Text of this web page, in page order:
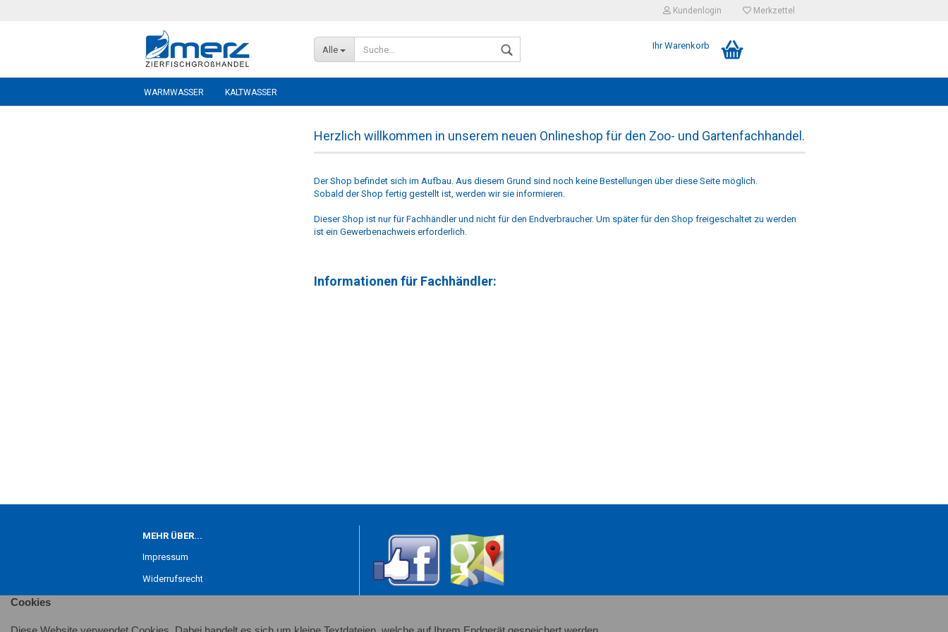
Kundenlogin Merkzettel
Alle Ihr Warenkorb
Cookies
WARMWASSER KALTWASSER
Herzlich willkommen in unserem neuen Onlineshop für den Zoo- und Gartenfachhandel.
Der Shop befindet sich im Aufbau. Aus diesem Grund sind noch keine Bestellungen über diese Seite möglich.
Sobald der Shop fertig gestellt ist, werden wir sie informieren.
Dieser Shop ist nur für Fachhändler und nicht für den Endverbraucher. Um später für den Shop freigeschaltet zu werden
ist ein Gewerbenachweis erforderlich.
Informationen für Fachhändler:
MEHR ÜBER...
Impressum
Widerrufsrecht
Datenschutz